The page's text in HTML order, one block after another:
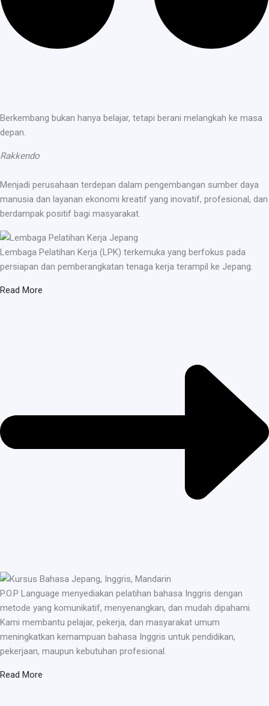
Berkembang bukan hanya belajar, tetapi berani melangkah ke masa
depan.
Rakkendo
Menjadi perusahaan terdepan dalam pengembangan sumber daya
manusia dan layanan ekonomi kreatif yang inovatif, profesional, dan
berdampak positif bagi masyarakat.
Lembaga Pelatihan Kerja (LPK) terkemuka yang berfokus pada
persiapan dan pemberangkatan tenaga kerja terampil ke Jepang.
Read More
P.O.P Language menyediakan pelatihan bahasa Inggris dengan
metode yang komunikatif, menyenangkan, dan mudah dipahami.
Kami membantu pelajar, pekerja, dan masyarakat umum
meningkatkan kemampuan bahasa Inggris untuk pendidikan,
pekerjaan, maupun kebutuhan profesional.
Read More